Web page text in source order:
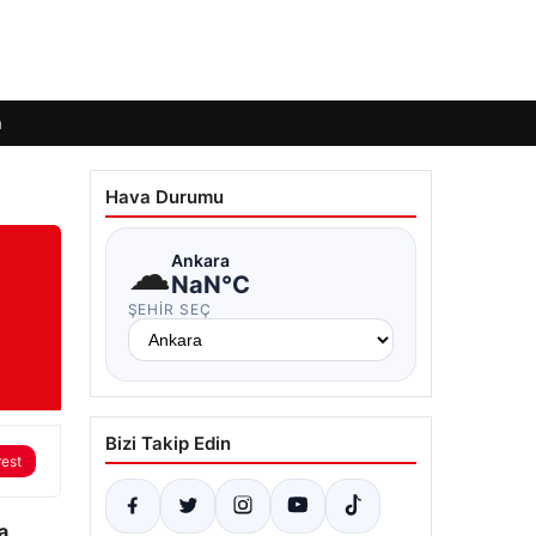
Hava Durumu
☁Ankara
NaN°C
ŞEHIR SEÇ
Bizi Takip Edin